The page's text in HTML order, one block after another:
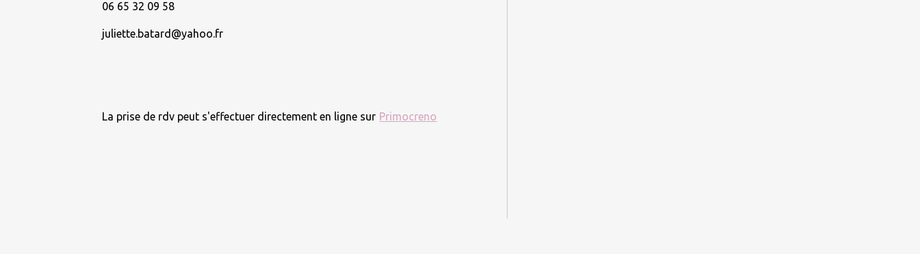
06 65 32 09 58
juliette.batard@yahoo.fr
La prise de rdv peut s'effectuer directement en ligne sur Primocreno